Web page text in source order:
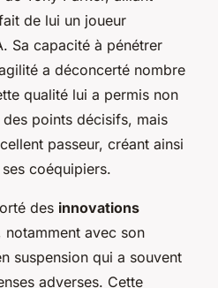
de lui un joueur
Sa capacité à pénétrer
a déconcerté nombre
qualité lui a permis non
points décisifs, mais
passeur, créant ainsi
coéquipiers.
des innovations
notamment avec son
suspension qui a souvent
adverses. Cette